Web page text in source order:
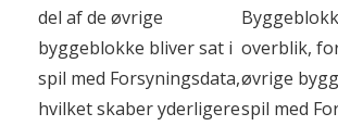
del af de øvrige
byggeblokke bliver sat i
spil med Forsyningsdata,
hvilket skaber yderligere
overblik,
øvrige
spil med